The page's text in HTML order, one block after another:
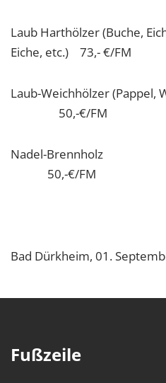
Laub Harthölzer (Buche,
Eiche, etc.) 73,- €/FM
Laub-Weichhölzer
50,-€/FM
Nadel-
50,-€/FM
Bad Dürkheim, 01.
Fußzeile